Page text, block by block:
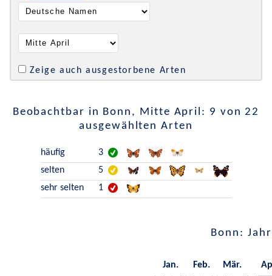
Zeige auch ausgestorbene Arten
Beobachtbar in Bonn, Mitte April: 9 von 22
ausgewählten Arten
häufig
3
selten
5
sehr selten
1
Bonn:
Jan. Feb. Mär.